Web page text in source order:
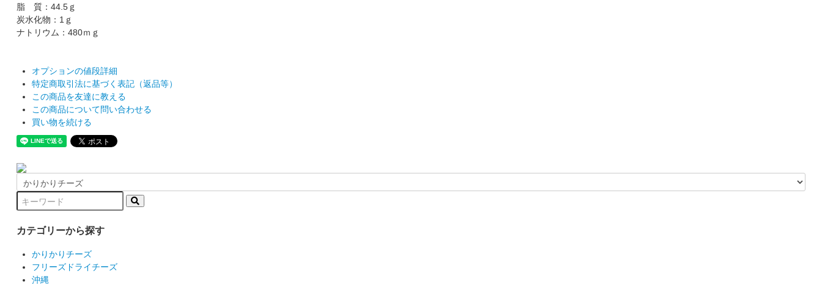
脂 質：44.5ｇ
炭水化物：1ｇ
ナトリウム：480ｍｇ
オプションの値段詳細
特定商取引法に基づく表記（返品等）
この商品を友達に教える
この商品について問い合わせる
買い物を続ける
カテゴリーから探す
かりかりチーズ
フリーズドライチーズ
沖縄